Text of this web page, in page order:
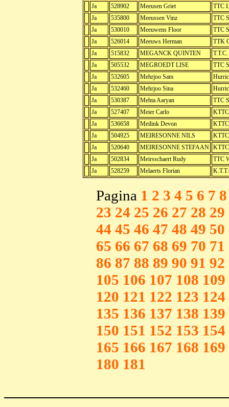
Ja
528902 Meeusen Griet
TTC
Ja
535800 Meeussen Vinz
TTC
Ja
530010 Meeuwens Floor
TTC
Ja
526014 Meeuws Herman
TTK
Ja
515832 MEGANCK QUINTEN
Ja
505532 MEGROEDT LISE
TTC
Ja
532605 Mehrjoo Sam
Ja
532460 Mehrjoo Sina
Ja
530387 Mehta Aaryan
TTC
Ja
527407 Meier Carlo
Ja
536658 Meilink Devon
Ja
504925 MEIRESONNE NILS
Ja
520640 MEIRESONNE STEFAAN
Ja
502834 Meirsschaert Rudy
TTC
Ja
528259 Melaerts Florian
Pagina 1 2 3 4 5 6 7 8
23 24 25 26 27 28 29
44 45 46 47 48 49 50
65 66 67 68 69 70 71
86 87 88 89 90 91 92
105 106 107 108 109
120 121 122 123 124
135 136 137 138 139
150 151 152 153 154
165 166 167 168 169
180 181